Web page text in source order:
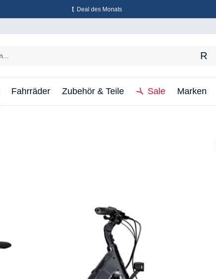
Deal des Monats
Fahrräder Zubehör & Teile Sale Marken